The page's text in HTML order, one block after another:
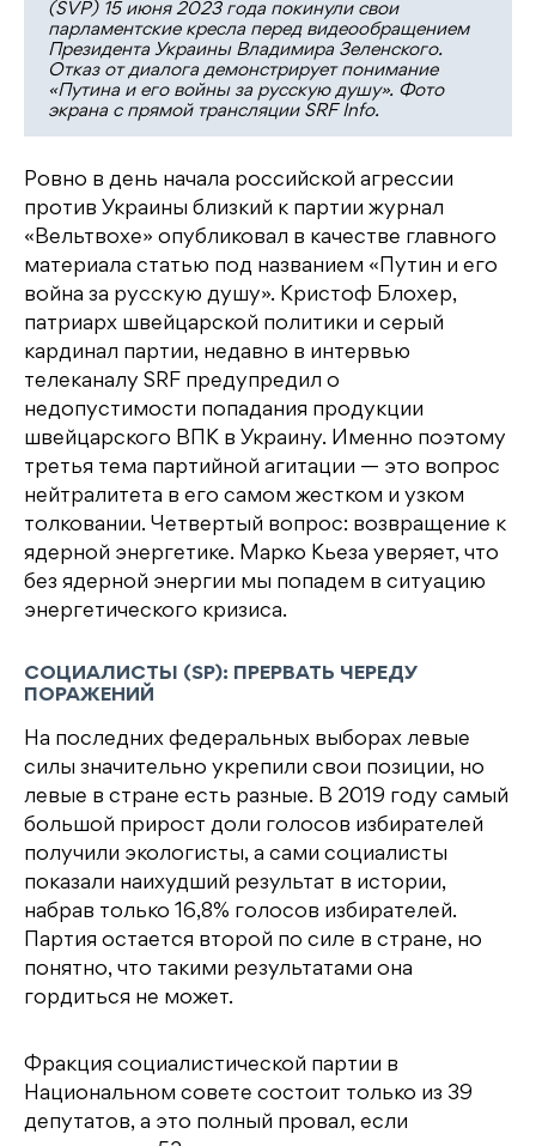
(SVP) 15 июня 2023 года покинули свои
парламентские кресла перед видеообращением
Президента Украины Владимира Зеленского.
Отказ от диалога демонстрирует понимание
«Путина и его войны за русскую душу». Фото
экрана с прямой трансляции SRF Info.
Ровно в день начала российской агрессии
против Украины близкий к партии журнал
«Вельтвохе» опубликовал в качестве главного
материала статью под названием «Путин и его
война за русскую душу». Кристоф Блохер,
патриарх швейцарской политики и серый
кардинал партии, недавно в интервью
телеканалу SRF предупредил о
недопустимости попадания продукции
швейцарского ВПК в Украину. Именно поэтому
третья тема партийной агитации — это вопрос
нейтралитета в его самом жестком и узком
толковании. Четвертый вопрос: возвращение к
ядерной энергетике. Марко Кьеза уверяет, что
без ядерной энергии мы попадем в ситуацию
энергетического кризиса.
СОЦИАЛИСТЫ (SP): ПРЕРВАТЬ ЧЕРЕДУ
ПОРАЖЕНИЙ
На последних федеральных выборах левые
силы значительно укрепили свои позиции, но
левые в стране есть разные. В 2019 году самый
большой прирост доли голосов избирателей
получили экологисты, а сами социалисты
показали наихудший результат в истории,
набрав только 16,8% голосов избирателей.
Партия остается второй по силе в стране, но
понятно, что такими результатами она
гордиться не может.
Фракция социалистической партии в
Национальном совете состоит только из 39
депутатов, а это полный провал, если